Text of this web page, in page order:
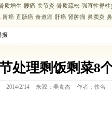
质增生 腰痛 关节炎 骨质疏松 强直性脊柱
胃癌 直肠癌 食道癌 肝癌 肾肿瘤 鼻窦炎
报
处理剩饭剩菜8
2014/2/14 来源：美食杰 作者：佚名